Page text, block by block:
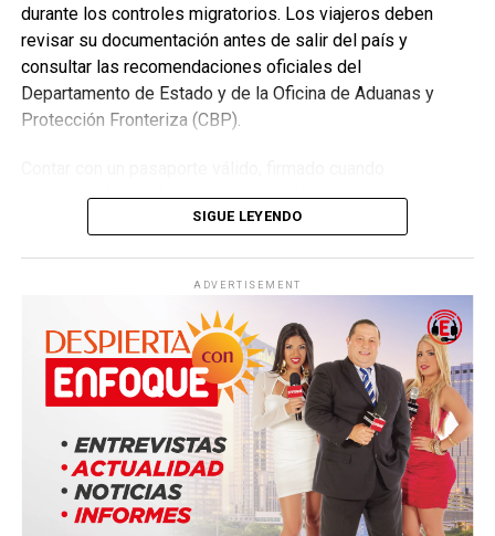
Las fechas, horarios y sedes de cada asamblea regional
pueden consultarse mediante el Buscador de Asambleas
Regionales disponible en el sitio oficial JW.ORG, donde
también se encuentra el programa completo del evento.
Como parte del programa mundial de 2026, los Testigos
delegados compartirán un mismo programa basado en la
Biblia bajo el lema “Felices para siempre”.
Entre las ciudades anfitrionas confirmadas se encuentran:
Bucarest, Rumania
Ciudad de Panamá, Panamá (Panama Convention
durante los controles migratorios. Los viajeros deben
revisar su documentación antes de salir del país y
consultar las recomendaciones oficiales del
Departamento de Estado y de la Oficina de Aduanas y
Protección Fronteriza (CBP).
corresponda y en buen estado puede evitar retrasos o
problemas durante el ingreso a Estados Unidos.
SIGUE LEYENDO
ADVERTISEMENT